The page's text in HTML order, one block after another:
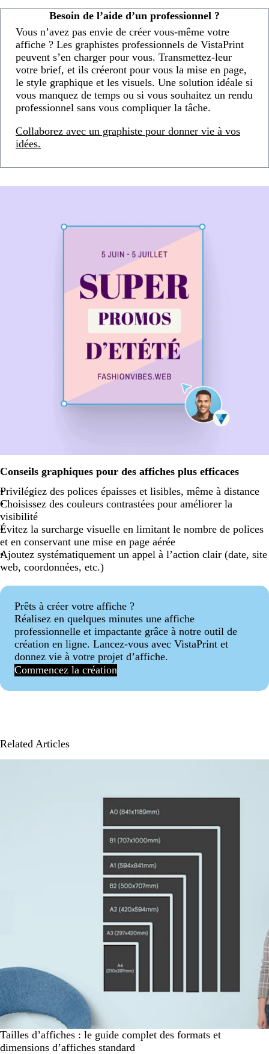
Besoin de l’aide d’un professionnel ?
Vous n’avez pas envie de créer vous-même votre
affiche ? Les graphistes professionnels de VistaPrint
peuvent s’en charger pour vous. Transmettez-leur
votre brief, et ils créeront pour vous la mise en page,
le style graphique et les visuels. Une solution idéale si
vous manquez de temps ou si vous souhaitez un rendu
professionnel sans vous compliquer la tâche.
Collaborez avec un graphiste pour donner vie à vos
idées.
Conseils graphiques pour des affiches plus efficaces
Privilégiez des polices épaisses et lisibles, même à distance
Choisissez des couleurs contrastées pour améliorer la
visibilité
Évitez la surcharge visuelle en limitant le nombre de polices
et en conservant une mise en page aérée
Ajoutez systématiquement un appel à l’action clair (date, site
web, coordonnées, etc.)
Prêts à créer votre affiche ?
Réalisez en quelques minutes une affiche
professionnelle et impactante grâce à notre outil de
création en ligne. Lancez-vous avec VistaPrint et
donnez vie à votre projet d’affiche.
Commencez la création
Related Articles
Tailles d’affiches : le guide complet des formats et
dimensions d’affiches standard